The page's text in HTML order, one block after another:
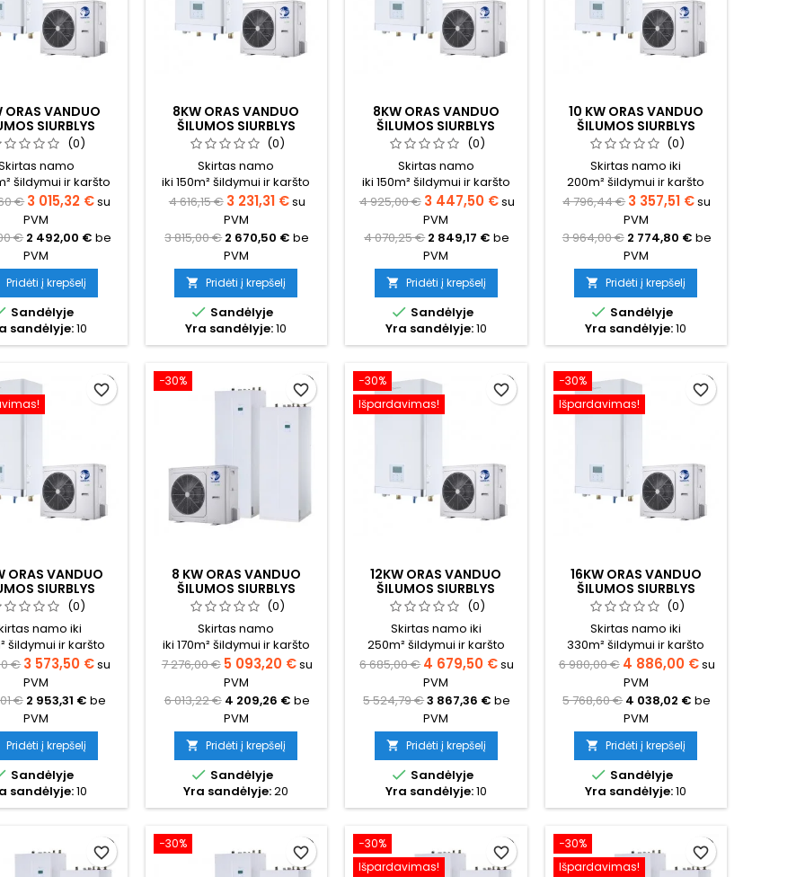
ORAS VANDUO
SIURBLYS
OPTIMUS PRO
SPLIT
(0)
namo
šildymui ir karšto
ruošimui (būtina
tikslų šilumos
namui)
€3 015,32 €su
PVM
€2 492,00 € be
PVM
Pridėti į krepšelį
Sandėlyje
sandėlyje:10
8KW ORAS VANDUO
ŠILUMOS SIURBLYS
NORDIS OPTIMUS PRO
SPLIT (VIENFAZIS)
(0)
Skirtas namo
iki 150m² šildymui ir karšto
vandens ruošimui (būtina
pasiskaičiuoti tikslų šilumos
poreikį namui)
4 616,15 € 3 231,31 €su
PVM
3 815,00 €2 670,50 € be
PVM
 Pridėti į krepšelį
 Sandėlyje
Yra sandėlyje:10
8KW ORAS VANDUO
ŠILUMOS SIURBLYS
NORDIS OPTIMUS PRO
SPLIT (TRIFAZIS)
(0)
Skirtas namo
iki 150m² šildymui ir karšto
vandens ruošimui (būtina
pasiskaičiuoti tikslų šilumos
poreikį namui)
4 925,00 € 3 447,50 €su
PVM
4 070,25 €2 849,17 € be
PVM
 Pridėti į krepšelį
 Sandėlyje
Yra sandėlyje:10
10 KW ORAS VANDUO
ŠILUMOS SIURBLYS
NORDIS OPTIMUS PRO
SPLIT (VIENFAZIS)
(0)
Skirtas namo iki
200m² šildymui ir karšto
vandens ruošimui (būtina
pasiskaičiuoti tikslų šilumos
poreikį namui)
4 796,44 €3 357,51 €su
PVM
3 964,00 € 2 774,80 € be
PVM
 Pridėti į krepšelį
 Sandėlyje
Yra sandėlyje:10
ORAS VANDUO
SIURBLYS
OPTIMUS PRO
(TRIFAZIS)
(0)
namo iki
šildymui ir karšto
ruošimui (būtina
tikslų šilumos
namui)
€3 573,50 €su
PVM
€ 2 953,31 € be
PVM
Pridėti į krepšelį
Sandėlyje
sandėlyje:10
favorite_border
−30%
8 KW ORAS VANDUO
ŠILUMOS SIURBLYS
NORDIS OPTIMUS PRO
VISKAS VIENAME
KOMPLEKTAS VIENFAZIS
(0)
Skirtas namo
iki 170m² šildymui ir karšto
vandens ruošimui (būtina
pasiskaičiuoti tikslų šilumos
poreikį namui)
7 276,00 € 5 093,20 €su
PVM
6 013,22 € 4 209,26 € be
PVM
 Pridėti į krepšelį
 Sandėlyje
Yra sandėlyje:20
favorite_border
−30%
Išpardavimas!
12KW ORAS VANDUO
ŠILUMOS SIURBLYS
NORDIS OPTIMUS PRO
SPLIT (TRIFAZIS)
(0)
Skirtas namo iki
250m² šildymui ir karšto
vandens ruošimui (būtina
pasiskaičiuoti tikslų šilumos
poreikį namui)
6 685,00 €4 679,50 €su
PVM
5 524,79 €3 867,36 € be
PVM
 Pridėti į krepšelį
 Sandėlyje
Yra sandėlyje:10
favorite_border
−30%
Išpardavimas!
16KW ORAS VANDUO
ŠILUMOS SIURBLYS
NORDIS OPTIMUS PRO
SPLIT (TRIFAZIS)
(0)
Skirtas namo iki
330m² šildymui ir karšto
vandens ruošimui (būtina
pasiskaičiuoti tikslų šilumos
poreikį namui)
6 980,00 € 4 886,00 €su
PVM
5 768,60 €4 038,02 € be
PVM
 Pridėti į krepšelį
 Sandėlyje
Yra sandėlyje:10
favorite_border
favorite_border
−30%
favorite_border
−30%
Išpardavimas!
favorite_border
−30%
Išpardavimas!
favorite_border